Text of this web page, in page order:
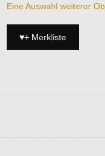
Eine Auswahl weiterer
♥+ Merkliste